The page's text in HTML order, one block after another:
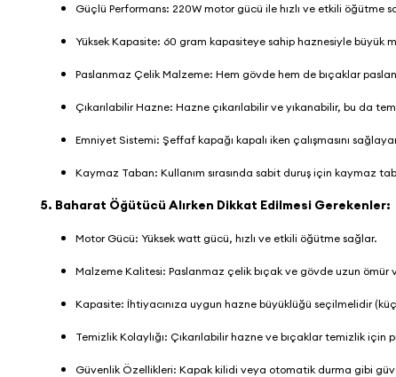
Güçlü Performans: 220W motor gücü ile hızlı ve etkili öğütme
Yüksek Kapasite: 60 gram kapasiteye sahip haznesiyle büyük
Paslanmaz Çelik Malzeme: Hem gövde hem de bıçaklar
Çıkarılabilir Hazne: Hazne çıkarılabilir ve yıkanabilir, bu da
Emniyet Sistemi: Şeffaf kapağı kapalı iken çalışmasını
Kaymaz Taban: Kullanım sırasında sabit duruş için kaymaz
5. Baharat Öğütücü Alırken Dikkat Edilmesi Gerekenler:
Motor Gücü: Yüksek watt gücü, hızlı ve etkili öğütme sağlar.
Malzeme Kalitesi: Paslanmaz çelik bıçak ve gövde uzun ömür
Kapasite: İhtiyacınıza uygun hazne büyüklüğü seçilmelidir
Temizlik Kolaylığı: Çıkarılabilir hazne ve bıçaklar temizlik için
Güvenlik Özellikleri: Kapak kilidi veya otomatik durma gibi